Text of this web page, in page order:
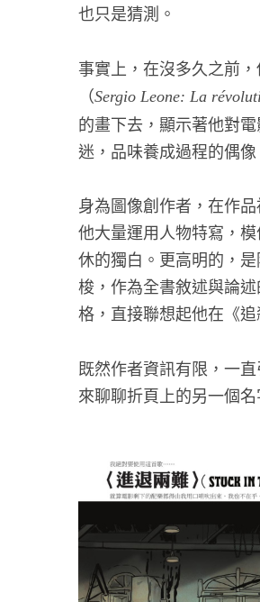
也只是猜測。
事實上，在沒多久之前
（Sergio Leone: La
的畫下去，顯示著他對
迷，品味養成過程的偶
身為圖像創作者，在作
他大量運用人物特寫，
休的獨白。更高明的，
梭，作為全書敘述與論
格，直接聯想起他在《
既然作者資訊有限，一
來聊聊折頁上的另一個